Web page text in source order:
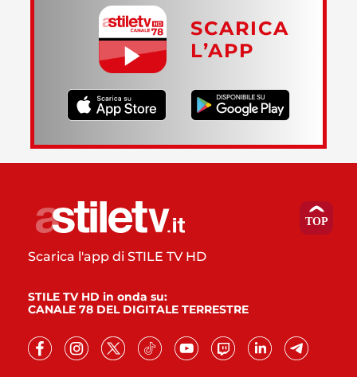
SCARICA
L’APP
Scarica l'app di STILE TV HD
STILE TV HD in onda su:
CANALE 78 DEL DIGITALE TERRESTRE